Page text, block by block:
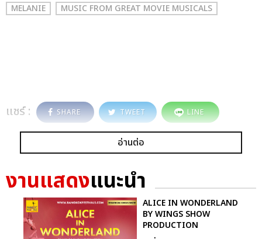
MELANIE MUSIC FROM GREAT MOVIE MUSICALS
แชร์ : SHARE TWEET LINE
อ่านต่อ
งานแสดงแนะนำ
ALICE IN WONDERLAND
BY WINGS SHOW
PRODUCTION